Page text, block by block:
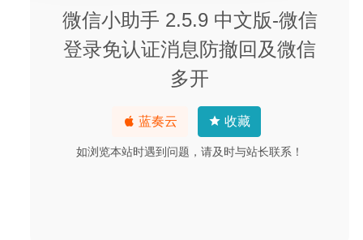
微信小助手 2.5.9 中文版-微信
登录免认证消息防撤回及微信
多开
蓝奏云 收藏
如浏览本站时遇到问题，请及时与站长联系！
Sound Control 2.4.2 – HDMI音量控制软件 2020-04-16
IP Scanner Pro 3.97 – 优秀的局域网扫描工具 2020-05-05
Audio Hijack 3.7.2 – 功能强大的音频录音工具